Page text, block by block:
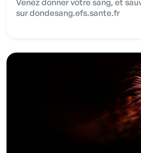
sur dondesang.efs.sante.fr